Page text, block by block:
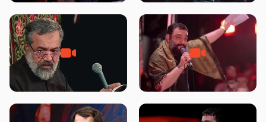
جانا جانا ابی عبدالله – کربلایی جواد
مقدم – شب هشتم محرم 1448 –
مادر منم مثل تو خمیدم – حاج
محمود کریمی – شهادت حضرت
هیئت رایة العباس علیه السلام